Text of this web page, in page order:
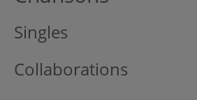
Singles
Collaborations